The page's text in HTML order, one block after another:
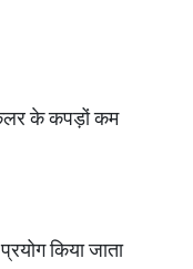
कलर के कपड़ों कम
किया जाता